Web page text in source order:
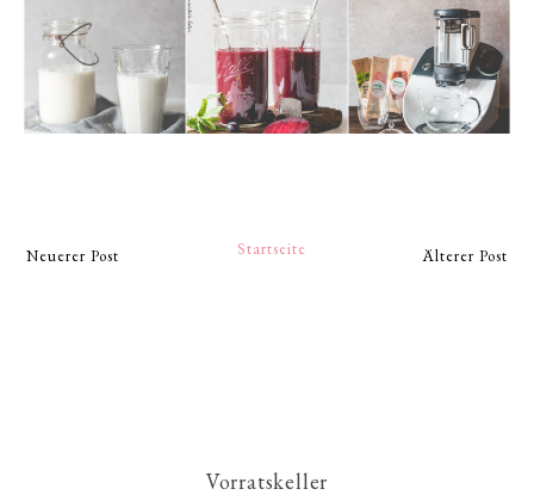
Neuerer Post Älterer Post
Startseite
Vorratskeller